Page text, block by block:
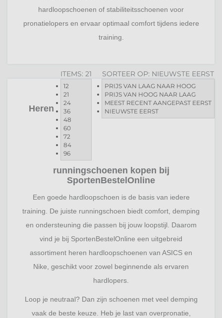
hardloopschoenen of stabiliteitsschoenen voor
pronatielopers en ervaar optimaal comfort tijdens iedere
training.
SORTEER OP: NIEUWSTE EERST
PRIJS VAN LAAG NAAR HOOG
PRIJS VAN HOOG NAAR LAAG
MEEST RECENT AANGEPAST EERST
NIEUWSTE EERST
ITEMS: 21
12
21
24
36
48
60
72
84
96
Heren
runningschoenen kopen bij
SportenBestelOnline
Een goede hardloopschoen is de basis van iedere
training. De juiste runningschoen biedt comfort, demping
en ondersteuning die passen bij jouw loopstijl. Daarom
vind je bij SportenBestelOnline een uitgebreid
assortiment heren hardloopschoenen van ASICS en
Nike, geschikt voor zowel beginnende als ervaren
hardlopers.
Loop je neutraal? Dan zijn schoenen met veel demping
vaak de beste keuze. Heb je last van overpronatie,